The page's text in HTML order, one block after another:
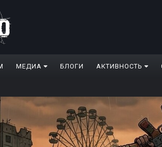
МЕДИА БЛОГИ АКТИВНОСТЬ